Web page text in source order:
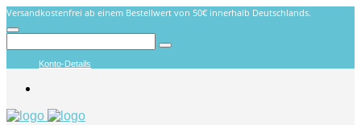
Versandkostenfrei ab einem Bestellwert von 50€ innerhalb Deutschlands.
Konto-Details